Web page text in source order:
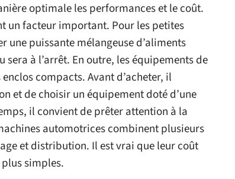
optimale les performances et le coût.
un facteur important. Pour les petites
une puissante mélangeuse d’aliments
à l’arrêt. En outre, les équipements de
compacts. Avant d’acheter, il
et de choisir un équipement doté d’une
il convient de prêter attention à la
automotrices combinent plusieurs
et distribution. Il est vrai que leur coût
simples.